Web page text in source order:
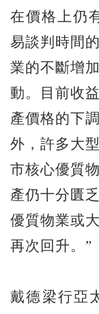
在價格上仍
易談判時間
業的不斷增
動。目前收
產價格的下
外，許多大
市核心優質
產仍十分匱
優質物業或
再次回升。”
戴德梁行亞